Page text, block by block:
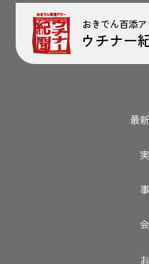
おきでん百添
ウチナー
最